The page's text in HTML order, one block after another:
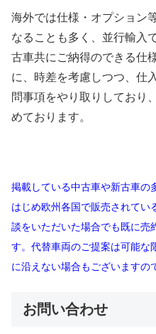
海外では仕様・オプション
なることも多く、並行輸入
古車共にご納得のできる仕
に、時差を考慮しつつ、仕
問事項をやり取りしており
めております。
掲載している中古車や新古車の
はじめ欧州各国で販売されてい
談をいただいた場合でも既に売
す。代替車両のご提案は可能な
に沿えない場合もございますの
お問い合わせ